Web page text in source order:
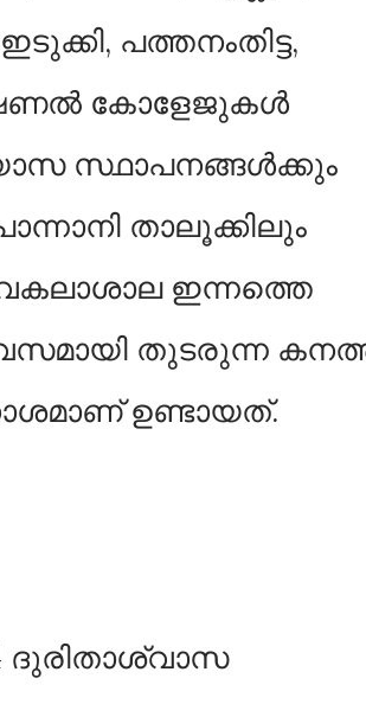
പത്തനംതിട്ട,
കോളേജുകള്‍
സ്ഥാപനങ്ങള്‍ക്കും
താലൂക്കിലും
ഇന്നത്തെ
തുടരുന്ന
ഉണ്ടായത്.
ദുരിതാശ്വാസ